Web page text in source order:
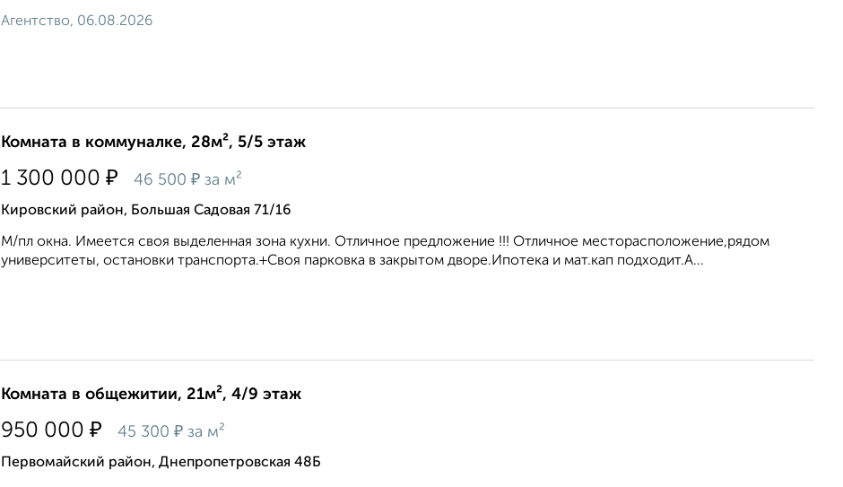
Агентство, 06.08.2026
Комната в коммуналке, 28м², 5/5 этаж
1 300 000 ₽ 46 500 ₽ за м²
Кировский район, Большая Садовая 71/16
М/пл окна. Имеется своя выделенная зона кухни. Отличное предложение !!! Отличное месторасположение,рядом
университеты, остановки транспорта.+Своя парковка в закрытом дворе.Ипотека и мат.кап подходит.А...
Комната в общежитии, 21м², 4/9 этаж
950 000 ₽ 45 300 ₽ за м²
Первомайский район, Днепропетровская 48Б